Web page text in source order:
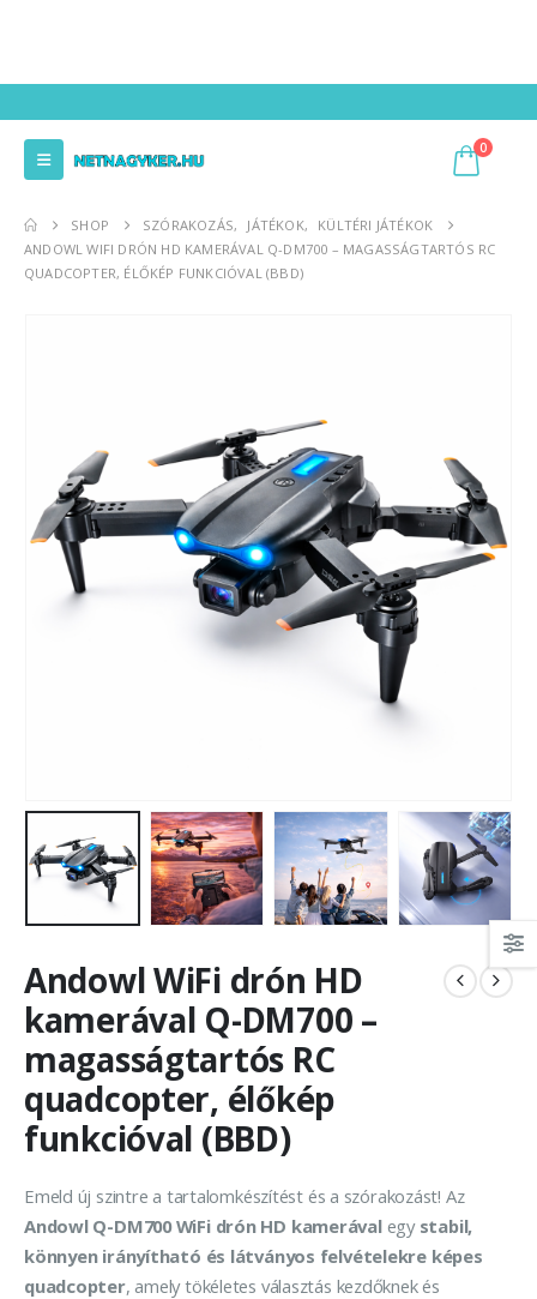
0
SHOP SZÓRAKOZÁS, JÁTÉKOK,
KÜLTÉRI JÁTÉKOK
ANDOWL WIFI DRÓN HD KAMERÁVAL Q-DM700 – MAGASSÁGTARTÓS RC
QUADCOPTER, ÉLŐKÉP FUNKCIÓVAL (BBD)
Andowl WiFi drón HD
kamerával Q-DM700 –
magasságtartós RC
quadcopter, élőkép
funkcióval (BBD)
Emeld új szintre a tartalomkészítést és a szórakozást! Az
Andowl Q-DM700 WiFi drón HD kamerávalegy stabil,
könnyen irányítható és látványos felvételekre képes
quadcopter, amely tökéletes választás kezdőknek és